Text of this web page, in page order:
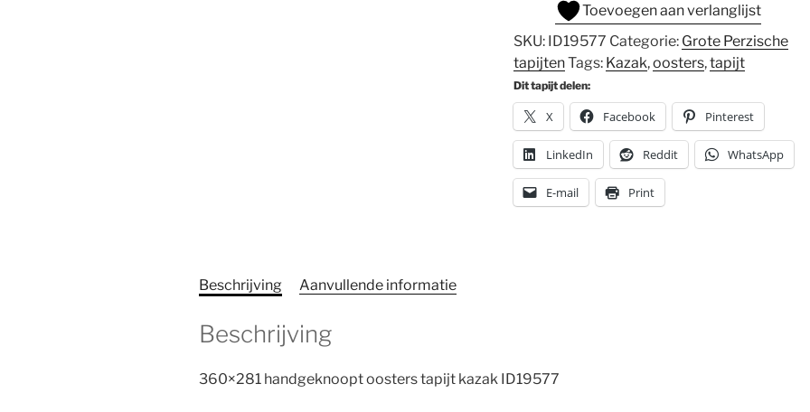
Toevoegen aan verlanglijst
SKU: ID19577 Categorie: Grote Perzische
tapijtenTags: Kazak,oosters,tapijt
Dit tapijt delen:
X Facebook Pinterest
LinkedIn Reddit WhatsApp
E-mail Print
Beschrijving Aanvullende informatie
Beschrijving
360×281 handgeknoopt oosters tapijt kazak ID19577